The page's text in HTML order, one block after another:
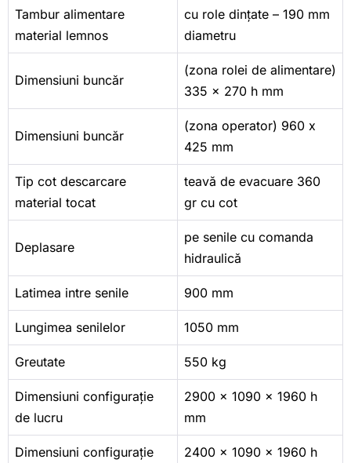
Tambur alimentare
material lemnos
cu role dințate – 190 mm
diametru
Dimensiuni buncăr
(zona rolei de alimentare)
335 x 270 h mm
Dimensiuni buncăr
(zona operator) 960 x
425 mm
Tip cot descarcare
material tocat
teavă de evacuare 360
gr cu cot
Deplasare
pe senile cu comanda
hidraulică
Latimea intre senile 900 mm
Lungimea senilelor 1050 mm
Greutate 550 kg
Dimensiuni configurație
de lucru
2900 x 1090 x 1960 h
mm
Dimensiuni configurație
2400 x 1090 x 1960 h